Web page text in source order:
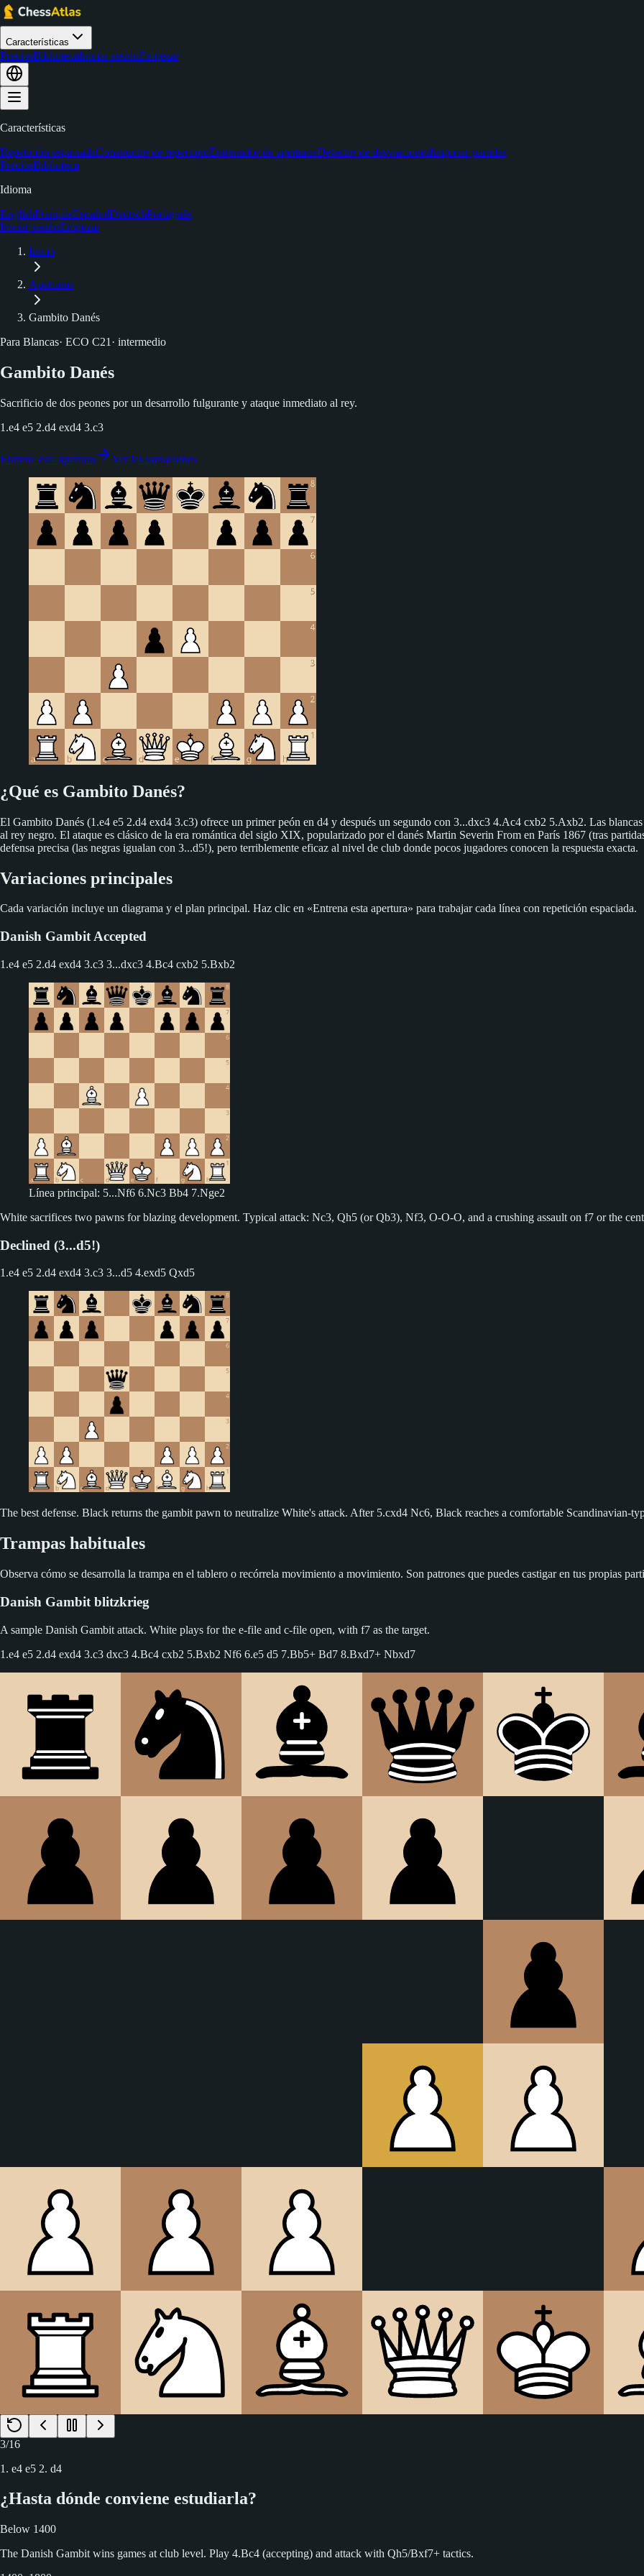
Características
PreciosBibliotecaIniciar sesiónEmpezar
Características
Repetición espaciadaConstructor de repertorioEntrenador de aperturasDetector de desviacionesImportar partidas
PreciosBiblioteca
Idioma
EnglishFrançaisEspañolDeutschPortuguês
Iniciar sesiónEmpezar
Inicio
Aperturas
Gambito Danés
Para Blancas· ECO C21 · intermedio
Gambito Danés
Sacrificio de dos peones por un desarrollo fulgurante y ataque inmediato al rey.
1.e4 e5 2.d4 exd4 3.c3
Entrene esta apertura Ver las variaciones
¿Qué es Gambito Danés?
El Gambito Danés (1.e4 e5 2.d4 exd4 3.c3) ofrece un primer peón en d4 y después un segundo con 3...dxc3 4.Ac4 cxb2 5.Axb2. Las
al rey negro. El ataque es clásico de la era romántica del siglo XIX, popularizado por el danés Martin Severin From en París 1867 (tras
defensa precisa (las negras igualan con 3...d5!), pero terriblemente eficaz al nivel de club donde pocos jugadores conocen la respuesta exacta.
Variaciones principales
Cada variación incluye un diagrama y el plan principal. Haz clic en «Entrena esta apertura» para trabajar cada línea con repetición espaciada.
Danish Gambit Accepted
1.e4 e5 2.d4 exd4 3.c3 3...dxc3 4.Bc4 cxb2 5.Bxb2
Línea principal: 5...Nf6 6.Nc3 Bb4 7.Nge2
White sacrifices two pawns for blazing development. Typical attack: Nc3, Qh5 (or Qb3), Nf3, O-O-O, and a crushing assault on f7 or the
Declined (3...d5!)
1.e4 e5 2.d4 exd4 3.c3 3...d5 4.exd5 Qxd5
The best defense. Black returns the gambit pawn to neutralize White's attack. After 5.cxd4 Nc6, Black reaches a comfortable Scandinavian-
Trampas habituales
Observa cómo se desarrolla la trampa en el tablero o recórrela movimiento a movimiento. Son patrones que puedes castigar en tus propias
Danish Gambit blitzkrieg
A sample Danish Gambit attack. White plays for the e-file and c-file open, with f7 as the target.
1.e4 e5 2.d4 exd4 3.c3 dxc3 4.Bc4 cxb2 5.Bxb2 Nf6 6.e5 d5 7.Bb5+ Bd7 8.Bxd7+ Nbxd7
¿Hasta dónde conviene estudiarla?
The Danish Gambit wins games at club level. Play 4.Bc4 (accepting) and attack with Qh5/Bxf7+ tactics.
1800+
At this level, strong players know 3...d5. Use the Danish as a surprise weapon in rapid/blitz, or transpose to the Scotch Gambit (3.Nf3)
Preguntas frecuentes